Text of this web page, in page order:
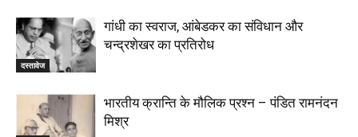
दस्तावेज
गांधी का स्वराज, आंबेडकर का संविधान और
चन्द्रशेखर का प्रतिरोध
भारतीय क्रान्ति के मौलिक प्रश्न – पंडित रामनंदन
मिश्र